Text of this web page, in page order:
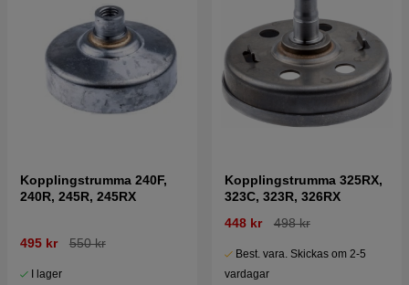
Kopplingstrumma 240F,
240R, 245R, 245RX
495 kr 550 kr
I lager
Kopplingstrumma 325RX,
323C, 323R, 326RX
448 kr
498 kr
Best. vara. Skickas om 2-5
vardagar